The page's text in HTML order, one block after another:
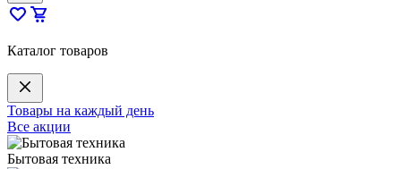
Каталог товаров
Товары на каждый день
Все акции
Бытовая техника